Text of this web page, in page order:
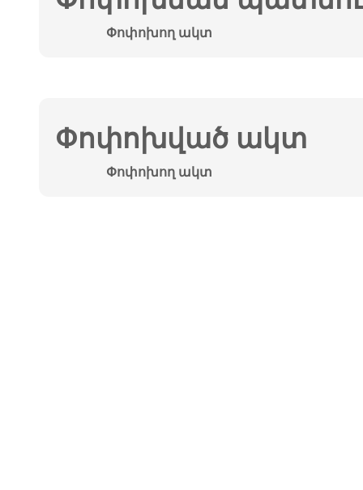
Փոփոխող ակտ
Փոփոխված ակտ
Փոփոխող ակտ